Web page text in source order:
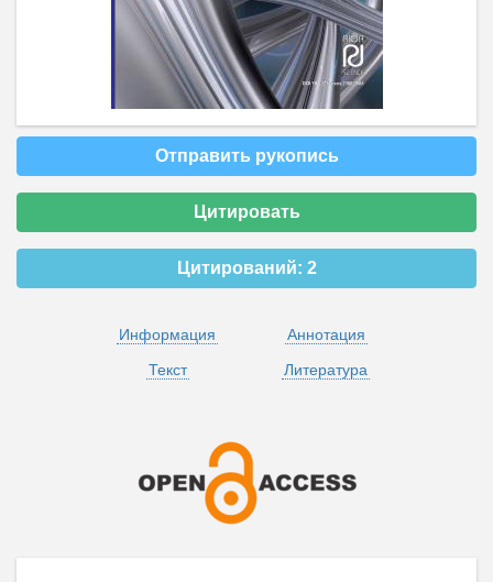
Отправить рукопись
Цитировать
Цитирований: 2
Информация
Аннотация
Текст
Литература